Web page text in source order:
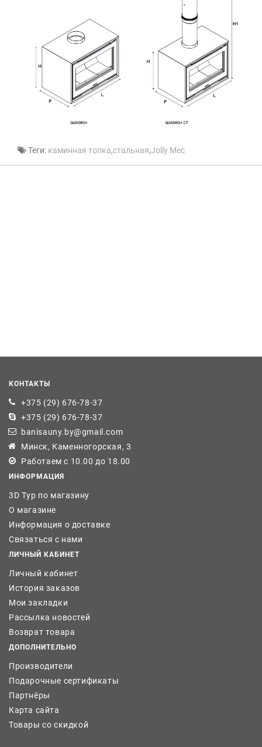
Теги: каминная топка,стальная,Jolly Mec
КОНТАКТЫ
+375 (29) 676-78-37
+375 (29) 676-78-37
banisauny.by@gmail.com
Минск, Каменногорская, 3
Работаем с 10.00 до 18.00
ИНФОРМАЦИЯ
3D Тур по магазину
О магазине
Информация о доставке
Связаться с нами
ЛИЧНЫЙ КАБИНЕТ
Личный кабинет
История заказов
Мои закладки
Рассылка новостей
Возврат товара
ДОПОЛНИТЕЛЬНО
Производители
Подарочные сертификаты
Партнёры
Карта сайта
Товары со скидкой